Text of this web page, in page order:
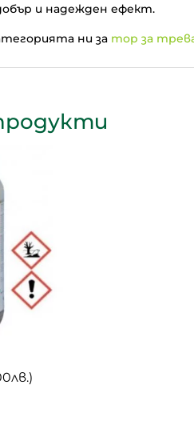
и надежден ефект.
ни за тор за
лв.)